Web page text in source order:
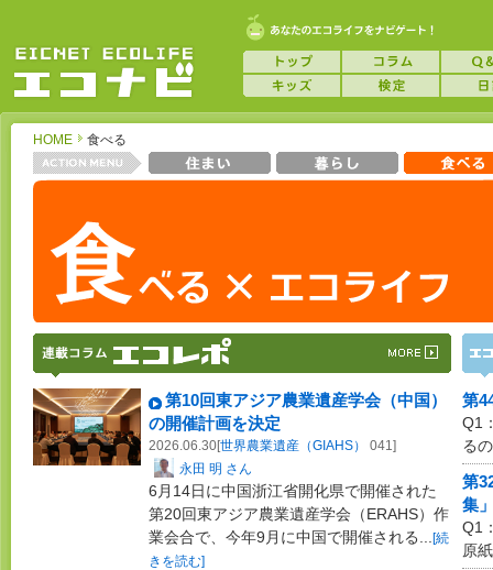
HOME 食べる
第10回東アジア農業遺産学会（中国）
の開催計画を決定
2026.06.30[世界農業遺産（GIAHS）
041]
永田 明 さん
6月14日に中国浙江省開化県で開催された
第20回東アジア農業遺産学会（ERAHS）作
業会合で、今年9月に中国で開催される...
[続
きを読む]
第
Q1
る
第
集
Q1
原